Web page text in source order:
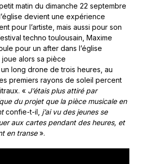
matin du dimanche 22 septembre
devient une expérience
pour l’artiste, mais aussi pour son
techno toulousain, Maxime
pour un after dans l’église
alors sa pièce
, un long drone de trois heures, au
premiers rayons de soleil percent
« J’étais plus attiré par
du projet que la pièce musicale en
confie-t-il, j’ai vu des jeunes se
aux cartes pendant des heures, et
en transe».